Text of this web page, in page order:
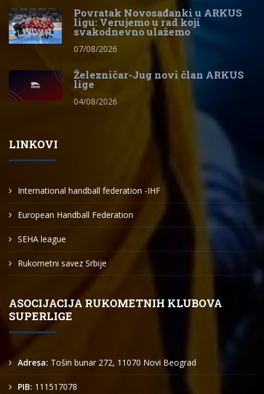
Povratak Novosađanki u ARKUS
ligu: Verujemo u rad koji
svakodnevno ulažemo
07/08/2026
Železničar-Jug novi član ARKUS
lige
04/08/2026
LINKOVI
International handball federation -IHF
European Handball Federation
SEHA league
Rukometni savez Srbije
ASOCIJACIJA RUKOMETNIH KLUBOVA
SUPERLIGE
Adresa: Tošin bunar 272, 11070 Novi Beograd
PIB: 111517078